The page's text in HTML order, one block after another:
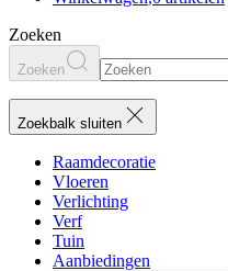
Zoeken
Zoeken
Zoekbalk sluiten
Raamdecoratie
Vloeren
Verlichting
Verf
Tuin
Aanbiedingen